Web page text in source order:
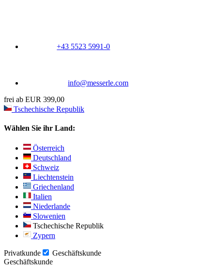
+43 5523 5991-0
info@messerle.com
frei ab EUR 399,00
Tschechische Republik
Wählen Sie ihr Land:
Österreich
Deutschland
Schweiz
Liechtenstein
Griechenland
Italien
Niederlande
Slowenien
Tschechische Republik
Zypern
Privatkunde
Geschäftskunde
Geschäftskunde